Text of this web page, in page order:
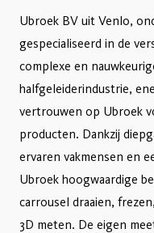
Ubroek BV uit Venlo,
gespecialiseerd in de
complexe en
halfgeleiderindustrie,
vertrouwen op Ubroek
producten. Dankzij
ervaren vakmensen en
Ubroek hoogwaardige
carrousel draaien,
3D meten. De eigen